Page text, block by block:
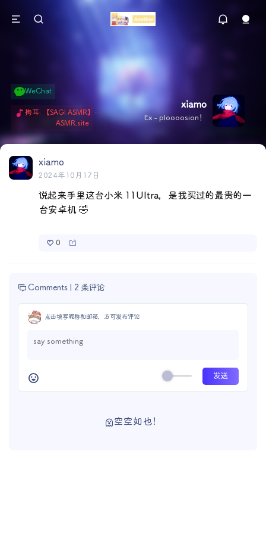
xiamo
Ex - ploooosion！
WeChat
掏耳: 【SAGI ASMR】今天就由阿米娅给博士掏耳吧「耳勺x鹅毛棒x吹气」 Hi-Res无损助眠 + 单刷: ASMR 精选4.0｜ 陪伴天花板 ✦扶扶の温柔哄睡 ✦ 顶级道具和语气词的交融 ✦ 扶桑大红花、
ASMR.site
xiamo
2024年10月17日
说起来手里这台小米 11Ultra，是我买过的最贵的一
台安卓机 🤣
0
Comments | 2 条评论
点击填写昵称和邮箱，方可发布评论
空空如也！